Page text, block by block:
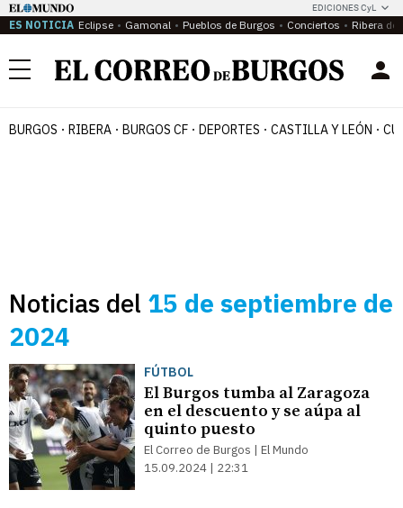
EDICIONES CyL
ES NOTICIA Eclipse Gamonal Pueblos de Burgos Conciertos Ribera del
Menú
BURGOS RIBERA BURGOS CF DEPORTES CASTILLA Y LEÓN
Noticias del 15 de septiembre de
2024
FÚTBOL
El Burgos tumba al Zaragoza
en el descuento y se aúpa al
quinto puesto
El Correo de Burgos | El Mundo
15.09.2024 | 22:31